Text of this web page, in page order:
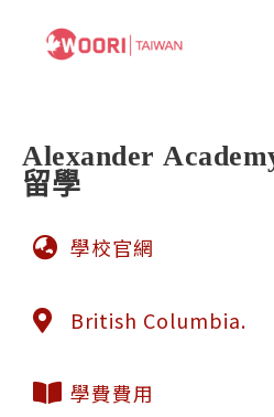
Alexander
留學
學校官網
British Columbia.
學費費用